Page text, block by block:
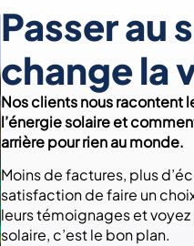
Passer au
change la
Nos clients nous racontent
l’énergie solaire et
arrière pour rien au monde.
Moins de factures, plus
satisfaction de faire un
leurs témoignages et
solaire, c’est le bon plan.